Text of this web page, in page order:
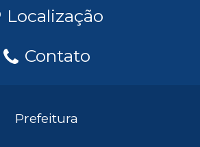
Localização
Contato
Prefeitura